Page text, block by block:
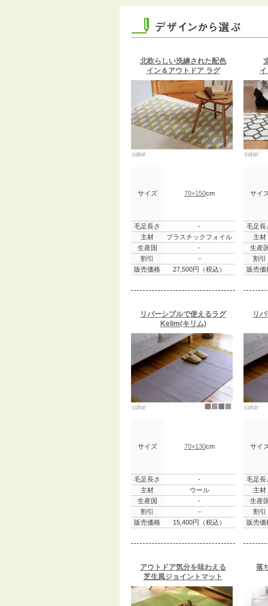
北欧らしい洗練された配色
イン＆アウトドア ラグ
サイズ 70×150cm
毛足長さ
-
主材
プラスチックフォイル
生産国
-
割引
－
販売価格
27,500円（税込）
サイ
毛足長
主材
生産
割引
販売価
リバーシブルで使えるラグ
Kelim(キリム)
サイズ 70×130cm
毛足長さ
-
主材
ウール
生産国
-
割引
－
販売価格
15,400円（税込）
リ
サイ
毛足長
主材
生産
割引
販売価
アウトドア気分を味わえる
芝生風ジョイントマット
落